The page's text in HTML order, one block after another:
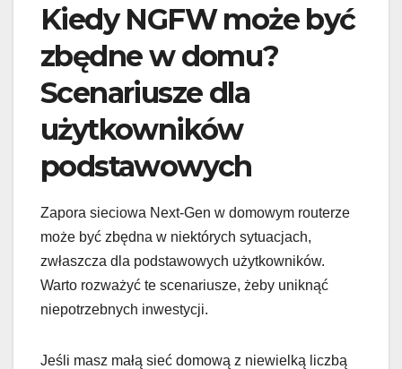
Kiedy NGFW może być
zbędne w domu?
Scenariusze dla
użytkowników
podstawowych
Zapora sieciowa Next-Gen w domowym routerze
może być zbędna w niektórych sytuacjach,
zwłaszcza dla podstawowych użytkowników.
Warto rozważyć te scenariusze, żeby uniknąć
niepotrzebnych inwestycji.
Jeśli masz małą sieć domową z niewielką liczbą